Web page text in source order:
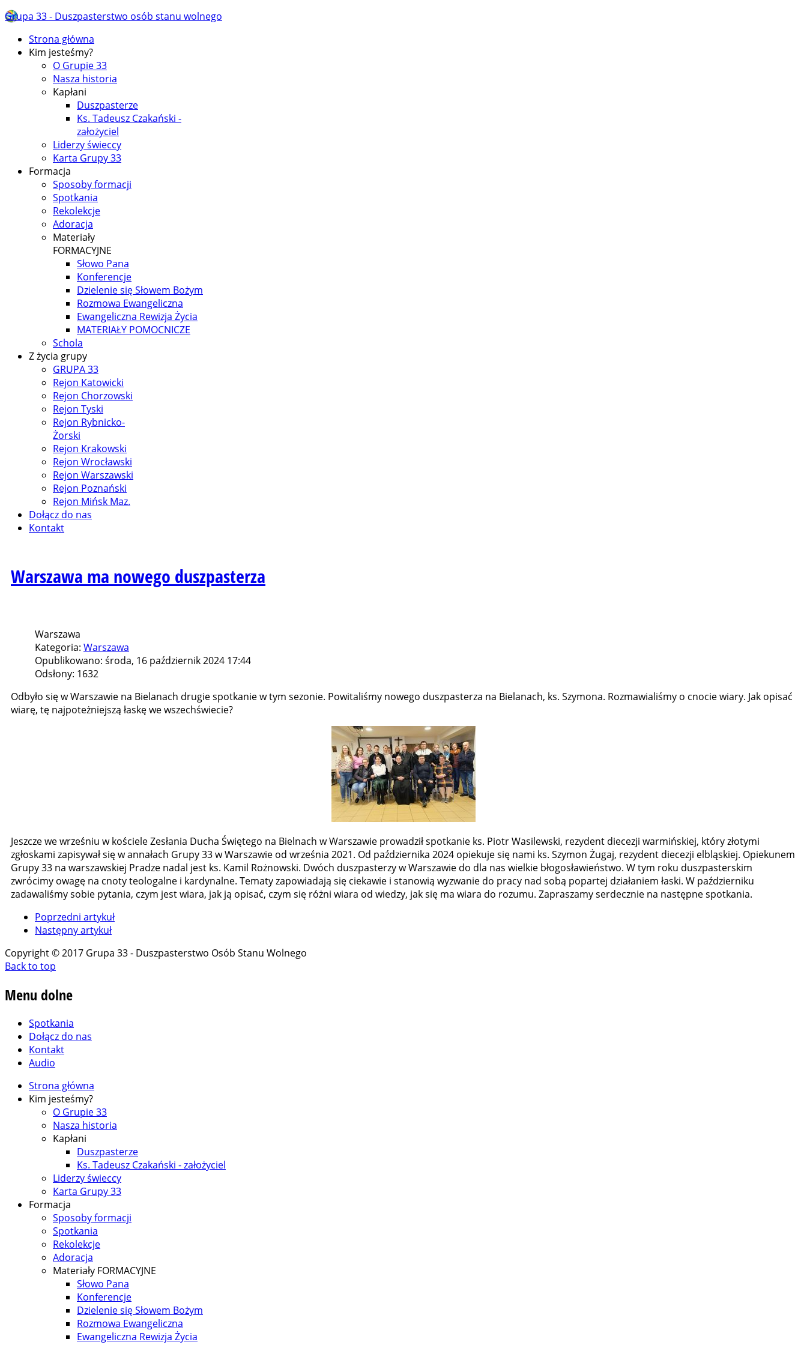
Grupa 33 - Duszpasterstwo osób stanu wolnego
Strona główna
Kim jesteśmy?
O Grupie 33
Nasza historia
Kapłani
Duszpasterze
Ks. Tadeusz Czakański -
założyciel
Liderzy świeccy
Karta Grupy 33
Formacja
Sposoby formacji
Spotkania
Rekolekcje
Adoracja
Materiały
FORMACYJNE
Słowo Pana
Konferencje
Dzielenie się Słowem Bożym
Rozmowa Ewangeliczna
Ewangeliczna Rewizja Życia
MATERIAŁY POMOCNICZE
Schola
Z życia grupy
GRUPA 33
Rejon Katowicki
Rejon Chorzowski
Rejon Tyski
Rejon Rybnicko-
Żorski
Rejon Krakowski
Rejon Wrocławski
Rejon Warszawski
Rejon Poznański
Rejon Mińsk Maz.
Dołącz do nas
Kontakt
Warszawa ma nowego duszpasterza
Warszawa
Kategoria: Warszawa
Opublikowano: środa, 16 październik 2024 17:44
Odsłony: 1632
Odbyło się w Warszawie na Bielanach drugie spotkanie w tym sezonie. Powitaliśmy nowego duszpasterza na Bielanach, ks. Szymona. Rozmawialiśmy o cnocie wiary. Jak opisać
wiarę, tę najpoteżniejszą łaskę we wszechświecie?
Jeszcze we wrześniu w kościele Zesłania Ducha Świętego na Bielnach w Warszawie prowadził spotkanie ks. Piotr Wasilewski, rezydent diecezji warmińskiej, który złotymi
zgłoskami zapisywał się w annałach Grupy 33 w Warszawie od września 2021. Od października 2024 opiekuje się nami ks. Szymon Żugaj, rezydent diecezji elbląskiej. Opiekunem
Grupy 33 na warszawskiej Pradze nadal jest ks. Kamil Rożnowski. Dwóch duszpasterzy w Warszawie do dla nas wielkie błogosławieństwo. W tym roku duszpasterskim
zwrócimy owagę na cnoty teologalne i kardynalne. Tematy zapowiadają się ciekawie i stanowią wyzwanie do pracy nad sobą popartej działaniem łaski. W październiku
zadawaliśmy sobie pytania, czym jest wiara, jak ją opisać, czym się różni wiara od wiedzy, jak się ma wiara do rozumu. Zapraszamy serdecznie na następne spotkania.
Poprzedni artykuł
Następny artykuł
Copyright © 2017 Grupa 33 - Duszpasterstwo Osób Stanu Wolnego
Back to top
Menu dolne
Spotkania
Dołącz do nas
Kontakt
Audio
Strona główna
Kim jesteśmy?
O Grupie 33
Nasza historia
Kapłani
Duszpasterze
Ks. Tadeusz Czakański - założyciel
Liderzy świeccy
Karta Grupy 33
Formacja
Sposoby formacji
Spotkania
Rekolekcje
Adoracja
Materiały FORMACYJNE
Słowo Pana
Konferencje
Dzielenie się Słowem Bożym
Rozmowa Ewangeliczna
Ewangeliczna Rewizja Życia